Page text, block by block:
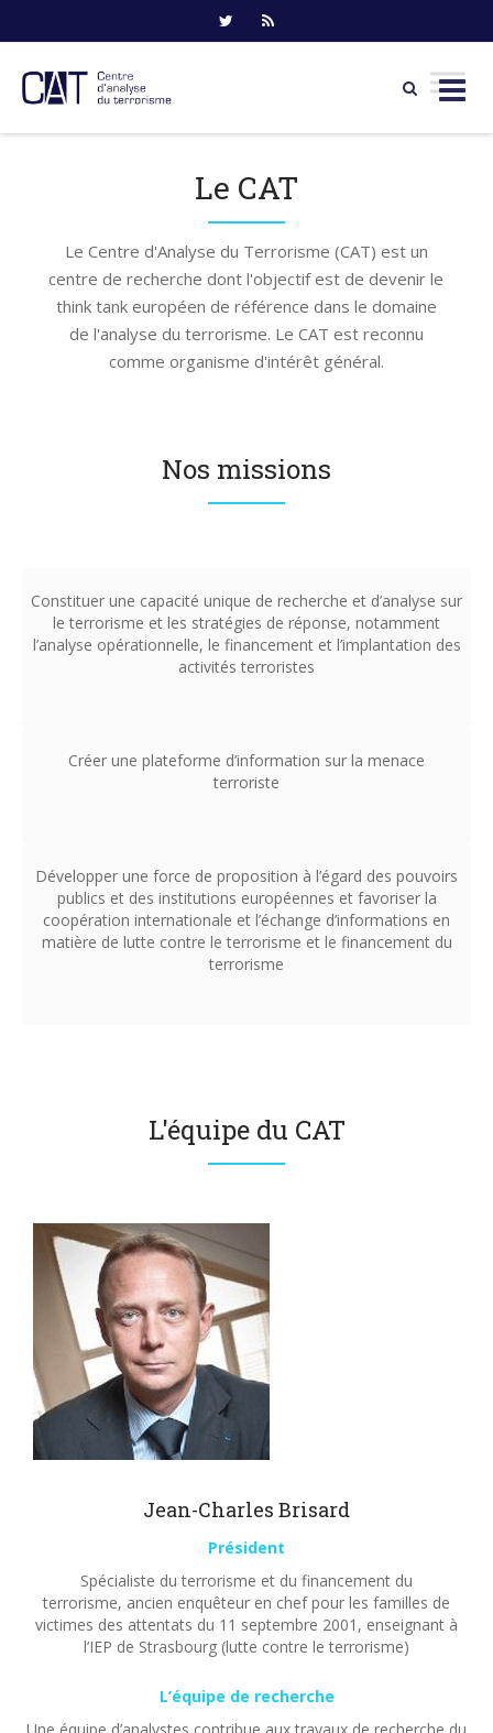
Le CAT
Le Centre d'Analyse du Terrorisme (CAT) est un
centre de recherche dont l'objectif est de devenir le
think tank européen de référence dans le domaine
de l'analyse du terrorisme. Le CAT est reconnu
comme organisme d'intérêt général.
Nos missions
Constituer une capacité unique de recherche et d’analyse sur
le terrorisme et les stratégies de réponse, notamment
l’analyse opérationnelle, le financement et l’implantation des
activités terroristes
Créer une plateforme d’information sur la menace
terroriste
Développer une force de proposition à l’égard des pouvoirs
publics et des institutions européennes et favoriser la
coopération internationale et l’échange d’informations en
matière de lutte contre le terrorisme et le financement du
terrorisme
L'équipe du CAT
Jean-Charles Brisard
Président
Spécialiste du terrorisme et du financement du
terrorisme, ancien enquêteur en chef pour les familles de
victimes des attentats du 11 septembre 2001, enseignant à
l’IEP de Strasbourg (lutte contre le terrorisme)
L’équipe de recherche